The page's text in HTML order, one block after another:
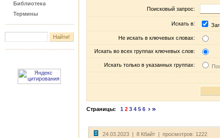
Библиотека
Термины
Поисковый запрос:
Искать в:
Не искать в ключевых словах:
Искать во всех группах ключевых слов:
Искать только в указанных группах:
Страницы: 1 2 3 4 5 6
24.03.2023 | 8 Кбайт | просмотров: 1222